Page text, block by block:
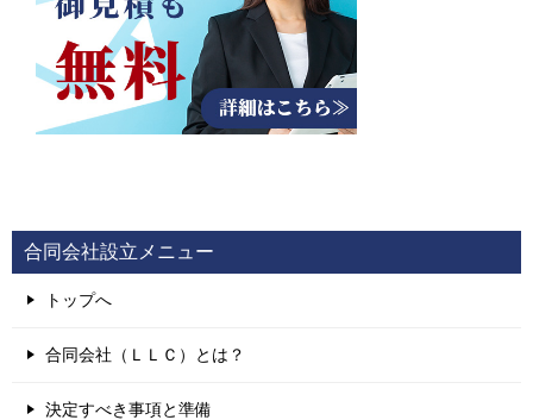
合同会社設立メニュー
トップへ
合同会社（ＬＬＣ）とは？
決定すべき事項と準備